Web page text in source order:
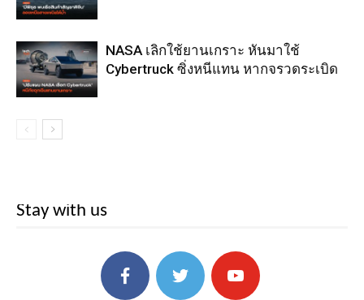
NASA เลิกใช้ยานเกราะ หันมาใช้
Cybertruck ซิ่งหนีแทน หากจรวดระเบิด
Stay with us